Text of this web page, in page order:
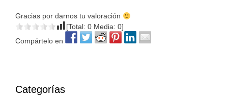
Gracias por darnos tu valoración
[Total: 0 Media: 0]
Compártelo en
Categorías